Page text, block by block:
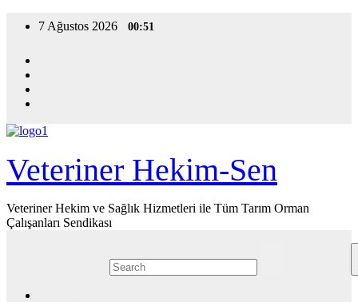
7 Ağustos 2026 00:51
Veteriner Hekim-Sen
Veteriner Hekim ve Sağlık Hizmetleri ile Tüm Tarım Orman
Çalışanları Sendikası